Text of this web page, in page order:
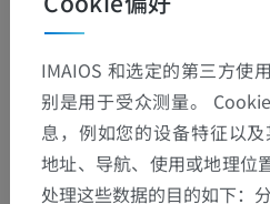
IMAIOS 和选定的第三方使
别是用于受众测量。
息，例如您的设备特征以
地址、导航、使用或地理位
处理这些数据的目的如下：